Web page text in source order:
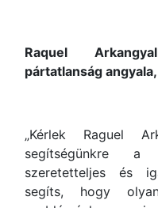
Raquel Arkangyal
pártatlanság
„Kérlek Raguel
segítségünkre
szeretetteljes és
segíts, hogy